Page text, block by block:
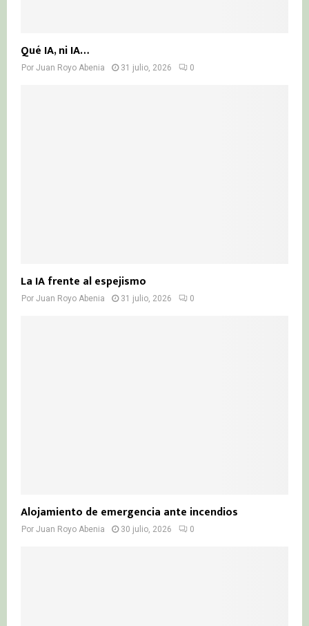
Qué IA, ni IA…
Por Juan Royo Abenia 31 julio, 2026 0
La IA frente al espejismo
Por Juan Royo Abenia 31 julio, 2026 0
Alojamiento de emergencia ante incendios
Por Juan Royo Abenia 30 julio, 2026 0